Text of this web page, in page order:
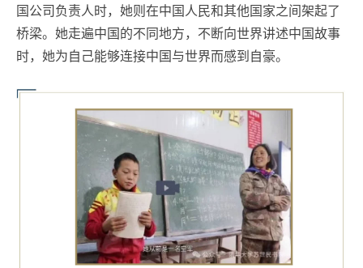
国公司负责人时，她则在中国人民和其他国家之间架起了
桥梁。她走遍中国的不同地方，不断向世界讲述中国故事
时，她为自己能够连接中国与世界而感到自豪。